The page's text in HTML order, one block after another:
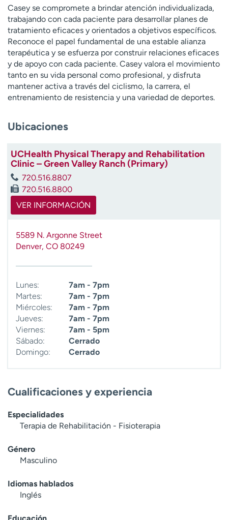
a
e
n
c
o
n
t
r
a
Casey se compromete a brindar atención individualizada,
trabajando con cada paciente para desarrollar planes de
tratamiento eficaces y orientados a objetivos específicos.
Reconoce el papel fundamental de una estable alianza
terapéutica y se esfuerza por construir relaciones eficaces
y de apoyo con cada paciente. Casey valora el movimiento
tanto en su vida personal como profesional, y disfruta
mantener activa a través del ciclismo, la carrera, el
entrenamiento de resistencia y una variedad de deportes.
Ubicaciones
UCHealth Physical Therapy and Rehabilitation
Clinic – Green Valley Ranch (Primary)
720.516.8807
720.516.8800
VER INFORMACIÓN
5589 N. Argonne Street
Denver, CO 80249
Lunes:
7am - 7pm
Martes:
7am - 7pm
Miércoles:
7am - 7pm
Jueves:
7am - 7pm
Viernes:
7am - 5pm
Sábado:
Cerrado
Domingo:
Cerrado
Cualificaciones y experiencia
Especialidades
Terapia de Rehabilitación - Fisioterapia
Género
Masculino
Idiomas hablados
Inglés
Educación